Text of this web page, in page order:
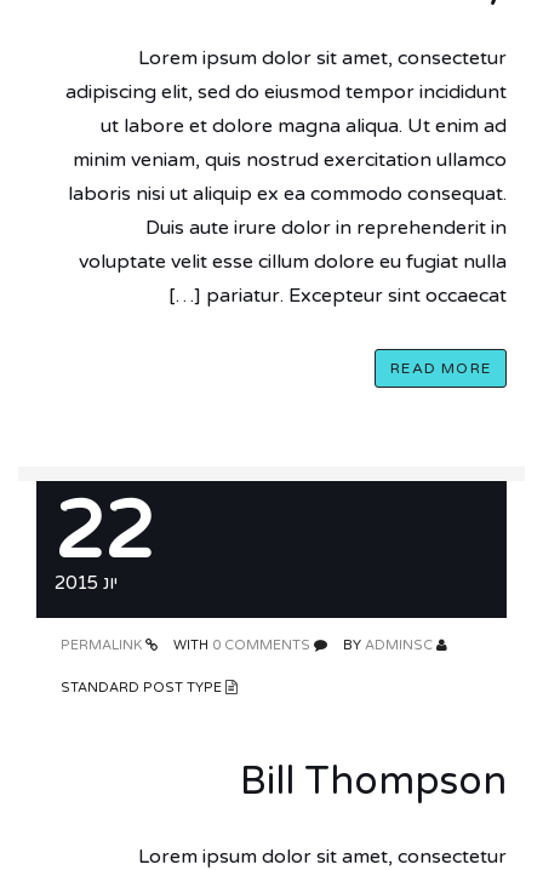
Lorem ipsum dolor sit amet, consectetur
adipiscing elit, sed do eiusmod tempor incididunt
ut labore et dolore magna aliqua. Ut enim ad
minim veniam, quis nostrud exercitation ullamco
laboris nisi ut aliquip ex ea commodo consequat.
Duis aute irure dolor in reprehenderit in
voluptate velit esse cillum dolore eu fugiat nulla
pariatur. Excepteur sint occaecat […]
READ MORE
22
יונ 2015
ADMINSC
0 COMMENTS
Bill Thompson
Lorem ipsum dolor sit amet, consectetur